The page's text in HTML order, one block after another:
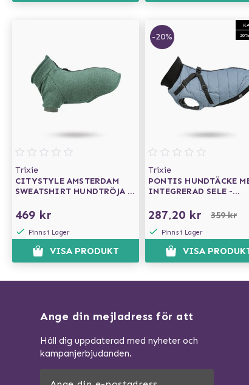
Trixie
CITYSTYLE AMSTERDAM
SWEATSHIRT HUNDTRÖJA -
469 kr
Finns i Lager
VISA PRODUKT
-20%
Trixie
PONTIS HUNDTÄCKE
INTEGRERAD SELE -
287,20 kr 359 kr
Finns i Lager
VISA
Ange din mejladress för att
Håll dig uppdaterad med nyheter och
kampanjerbjudanden.